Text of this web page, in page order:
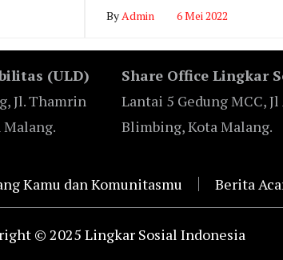
By Admin 6 Mei 2022
(ULD)
Jl. Thamrin
Malang.
Share Office Lingkar
Lantai 5 Gedung MCC,
Blimbing, Kota Malang.
Kamu dan Komunitasmu Berita
© 2025 Lingkar Sosial Indonesia